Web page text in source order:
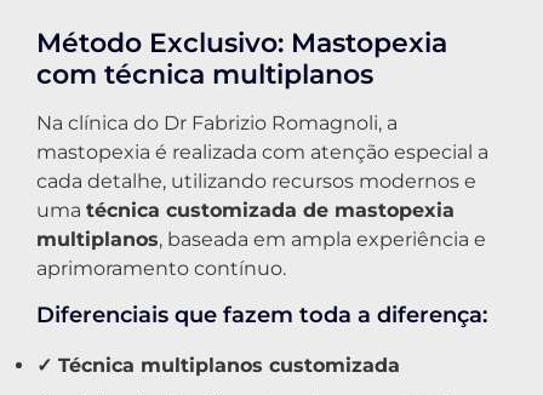
Método Exclusivo: Mastopexia
com técnica multiplanos
Na clínica do Dr Fabrizio Romagnoli, a
mastopexia é realizada com atenção especial a
cada detalhe, utilizando recursos modernos e
uma técnica customizada de mastopexia
multiplanos, baseada em ampla experiência e
aprimoramento contínuo.
Diferenciais que fazem toda a diferença:
✓ Técnica multiplanos customizada